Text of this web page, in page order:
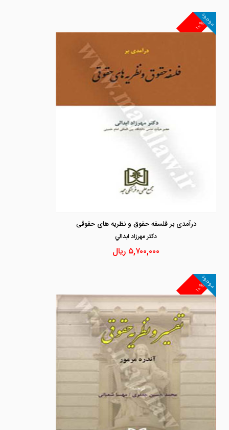
۱۰%
موجود
درآمدی بر فلسفه حقوق و نظریه های حقوقی
دكتر مهرزاد ابدالي
۵,۷۰۰,۰۰۰ ریال
۱۰%
موجود